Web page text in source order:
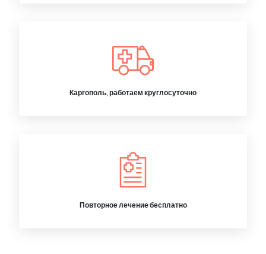
Каргополь, работаем круглосуточно
Повторное лечение бесплатно